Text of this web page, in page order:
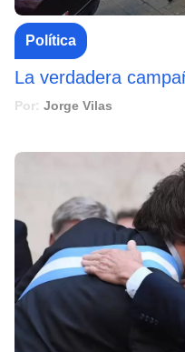
Política
La verdadera
Por: Jorge Vilas